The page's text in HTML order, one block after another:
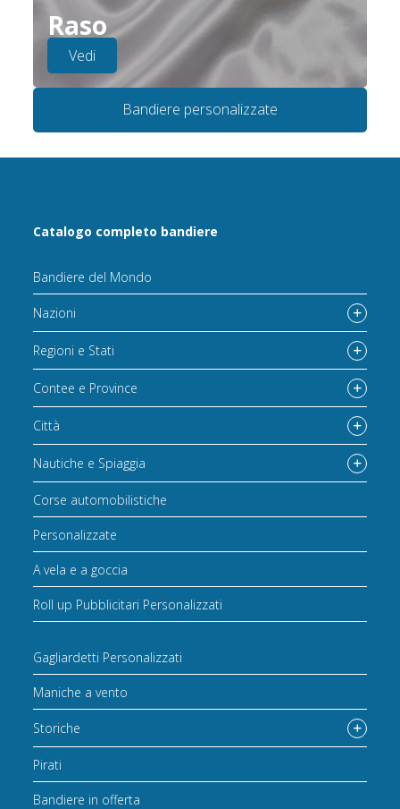
Raso
Vedi
Bandiere personalizzate
Catalogo completo bandiere
Bandiere del Mondo
Nazioni
Regioni e Stati
Contee e Province
Città
Nautiche e Spiaggia
Corse automobilistiche
Personalizzate
A vela e a goccia
Roll up Pubblicitari Personalizzati
Gagliardetti Personalizzati
Maniche a vento
Storiche
Pirati
Bandiere in offerta